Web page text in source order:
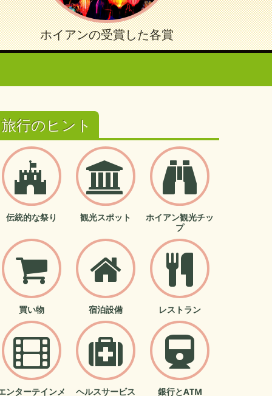
ホイアンの受賞した各賞
旅行のヒント
伝統的な祭り 観光スポット
ホイアン観光チッ
プ
買い物 宿泊設備 レストラン
ンターテインメ ヘルスサービス 銀行とATM